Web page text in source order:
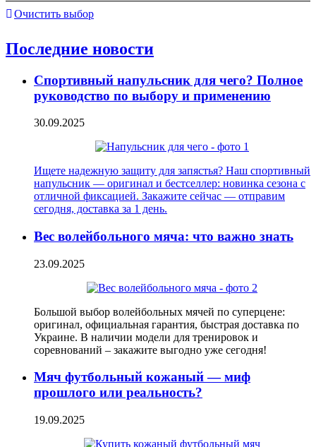
Очистить выбор
Последние новости
Спортивный напульсник для чего? Полное
руководство по выбору и применению
30.09.2025
Ищете надежную защиту для запястья? Наш спортивный
напульсник — оригинал и бестселлер: новинка сезона с
отличной фиксацией. Закажите сейчас — отправим
сегодня, доставка за 1 день.
Вес волейбольного мяча: что важно знать
23.09.2025
Большой выбор волейбольных мячей по суперцене:
оригинал, официальная гарантия, быстрая доставка по
Украине. В наличии модели для тренировок и
соревнований – закажите выгодно уже сегодня!
Мяч футбольный кожаный — миф
прошлого или реальность?
19.09.2025